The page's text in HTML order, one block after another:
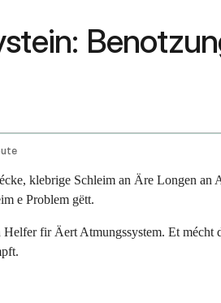
klebrige Schleim an Äre Longen
e Problem gëtt.
fir Äert Atmungssystem. Et